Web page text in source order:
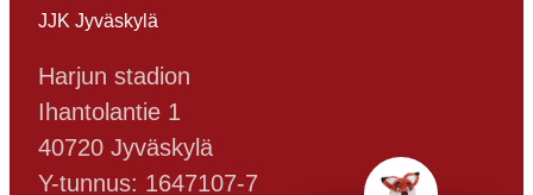
JJK Jyväskylä
Harjun stadion
Ihantolantie 1
40720 Jyväskylä
Y-tunnus: 1647107-7